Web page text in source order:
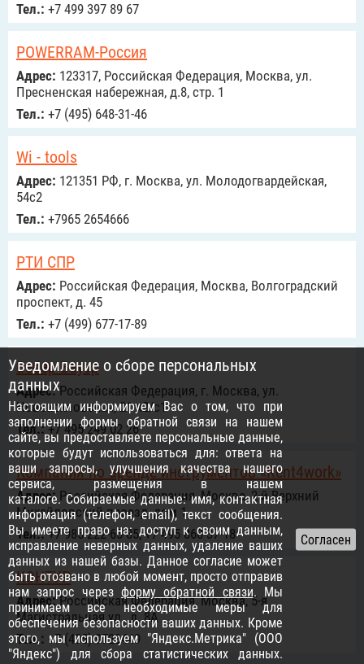
Тел.: +7 499 397 89 67
POWERRAM-Россия
Адрес: 123317, Российcкая Федерация, Москва, ул.
Пресненская набережная, д.8, стр. 1
Тел.: +7 (495) 648-31-46
Wi - tools
Адрес: 121351 РФ, г. Москва, ул. Молодогвардейская,
54с2
Тел.: +7965 2654666
РТИ СПР
Адрес: Российcкая Федерация, Москва, Волгоградский
проспект, д. 45
Тел.: +7 (499) 677-17-89
Вебер Бауэр
Адрес:Российcкая Федерация, г. Москва, ул.
Новохохловская, 21 к2/с1
Тел.:+7 495 249 02 26
Компания по аренде инструментов «Rent4work»
Адрес:Российcкая Федерация, Москва, 2-й Верхний
Михайловский проезд, дом 1
Тел.:+7 985 222-65-85, +7 495 868-37-18
КОНТУР
Адрес:Российcкая Федерация, Москва, 5-я
Магистральная ул., д. 8А
Тел.: +7 (495) 9723449
Уведомление о сборе персональных
данных
Настоящим информируем Вас о том, что при
заполнении формы обратной связи на нашем
сайте, вы предоставляете персональные данные,
которые будут использоваться для: ответа на
ваши запросы, улучшения качества нашего
сервиса, размещения в нашем
каталоге. Собираемые данные: имя, контактная
информация (телефон, email), текст сообщения.
Вы имеете право на: доступ к своим данным,
исправление неверных данных, удаление ваших
данных из нашей базы. Данное согласие может
быть отозвано в любой момент, просто отправив
нам запрос через форму обратной связи. Мы
принимаем все необходимые меры для
обеспечения безопасности ваших данных. Кроме
этого, мы используем "Яндекс.Метрика" (ООО
"Яндекс") для сбора статистических данных.